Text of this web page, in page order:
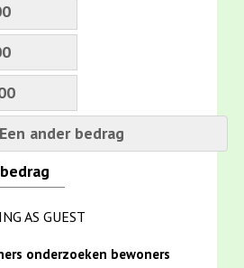
Een ander bedrag
AS GUEST
onderzoeken bewoners